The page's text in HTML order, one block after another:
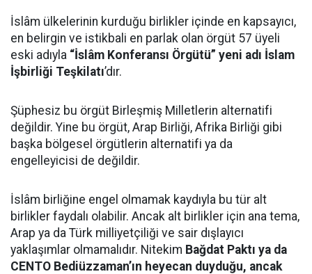
İslâm ülkelerinin kurduğu birlikler içinde en kapsayıcı,
en belirgin ve istikbali en parlak olan örgüt 57 üyeli
eski adıyla “İslâm Konferansı Örgütü” yeni adı İslam
İşbirliği Teşkilatı’dır.
Şüphesiz bu örgüt Birleşmiş Milletlerin alternatifi
değildir. Yine bu örgüt, Arap Birliği, Afrika Birliği gibi
başka bölgesel örgütlerin alternatifi ya da
engelleyicisi de değildir.
İslâm birliğine engel olmamak kaydıyla bu tür alt
birlikler faydalı olabilir. Ancak alt birlikler için ana tema,
Arap ya da Türk milliyetçiliği ve sair dışlayıcı
yaklaşımlar olmamalıdır. Nitekim Bağdat Paktı ya da
CENTO Bediüzzaman’ın heyecan duyduğu, ancak